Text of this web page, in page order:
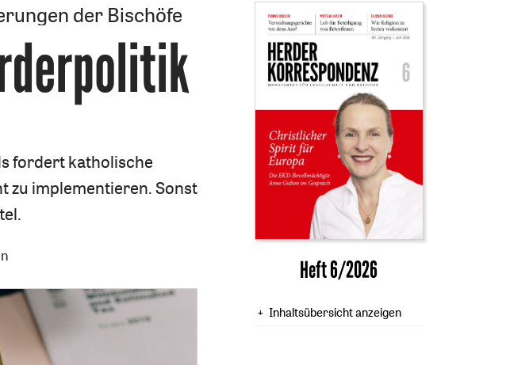
der Bischöfe
fordert katholische
zu implementieren. Sonst
Heft 6/2026
Inhaltsübersicht anzeigen